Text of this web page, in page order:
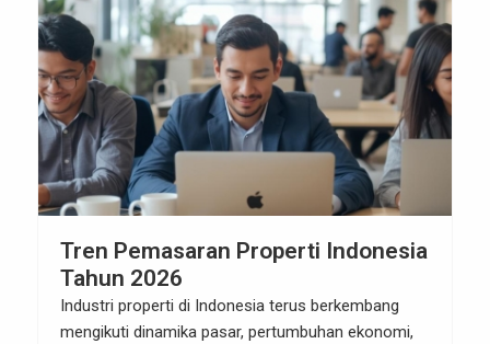
Tren Pemasaran Properti Indonesia
Tahun 2026
Industri properti di Indonesia terus berkembang
mengikuti dinamika pasar, pertumbuhan ekonomi,